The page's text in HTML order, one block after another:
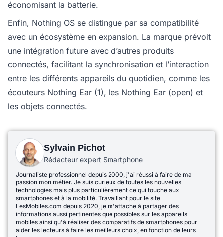
économisant la batterie.
Enfin, Nothing OS se distingue par sa compatibilité
avec un écosystème en expansion. La marque prévoit
une intégration future avec d’autres produits
connectés, facilitant la synchronisation et l’interaction
entre les différents appareils du quotidien, comme les
écouteurs Nothing Ear (1), les Nothing Ear (open) et
les objets connectés.
Sylvain Pichot
Rédacteur expert Smartphone
Journaliste professionnel depuis 2000, j'ai réussi à faire de ma
passion mon métier. Je suis curieux de toutes les nouvelles
technologies mais plus particulièrement ce qui touche aux
smartphones et à la mobilité. Travaillant pour le site
LesMobiles.com depuis 2020, je m'attache à partager des
informations aussi pertinentes que possibles sur les appareils
mobiles ainsi qu'à réaliser des comparatifs de smartphones pour
aider les lecteurs à faire les meilleurs choix, en fonction de leurs